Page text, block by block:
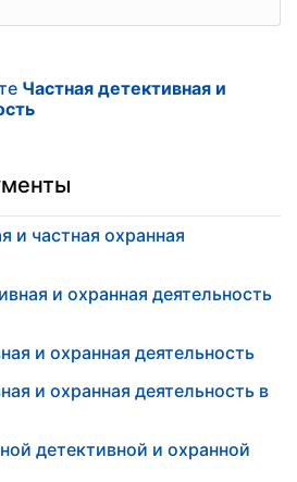
Частная детективная и
и частная охранная
и охранная деятельность
и охранная деятельность
и охранная деятельность в
детективной и охранной